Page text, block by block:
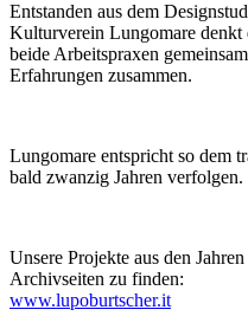
Entstanden aus dem
Kulturverein Lungomare denkt
beide Arbeitspraxen
Erfahrungen zusammen.
Lungomare entspricht so dem
bald zwanzig Jahren verfolgen.
Unsere Projekte aus den
Archivseiten zu finden:
www.lupoburtscher.it